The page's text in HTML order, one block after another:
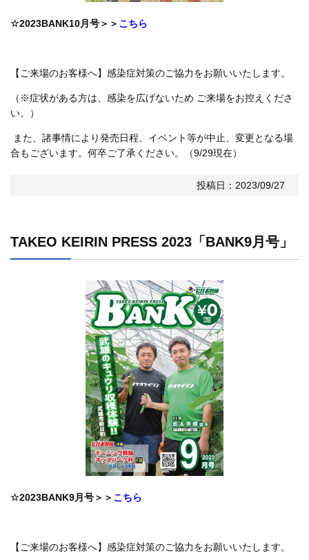
☆2023BANK10月号＞＞ こちら
【ご来場のお客様へ】感染症対策のご協力をお願いいたします。
（※症状がある方は、感染を広げないため ご来場をお控えくださ
い。）
また、諸事情により発売日程、イベント等が中止、変更となる場
合もございます。何卒ご了承ください。（9/29現在）
投稿日：2023/09/27
TAKEO KEIRIN PRESS 2023「BANK9月号」
☆2023BANK9月号＞＞ こちら
【ご来場のお客様へ】感染症対策のご協力をお願いいたします。